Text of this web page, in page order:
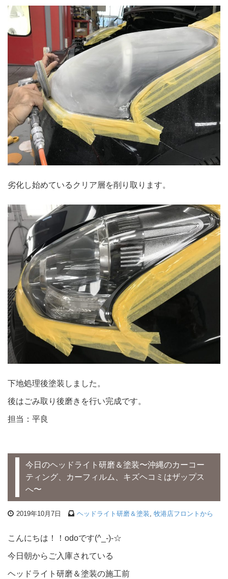
劣化し始めているクリア層を削り取ります。
下地処理後塗装しました。
後はごみ取り後磨きを行い完成です。
担当：平良
今日のヘッドライト研磨＆塗装〜沖縄のカーコー
ティング、カーフィルム、キズヘコミはザップス
へ〜
2019年10月7日 ヘッドライト研磨＆塗装, 牧港店フロントから
こんにちは！！odoです(^_-)-☆
今日朝からご入庫されている
ヘッドライト研磨＆塗装の施工前